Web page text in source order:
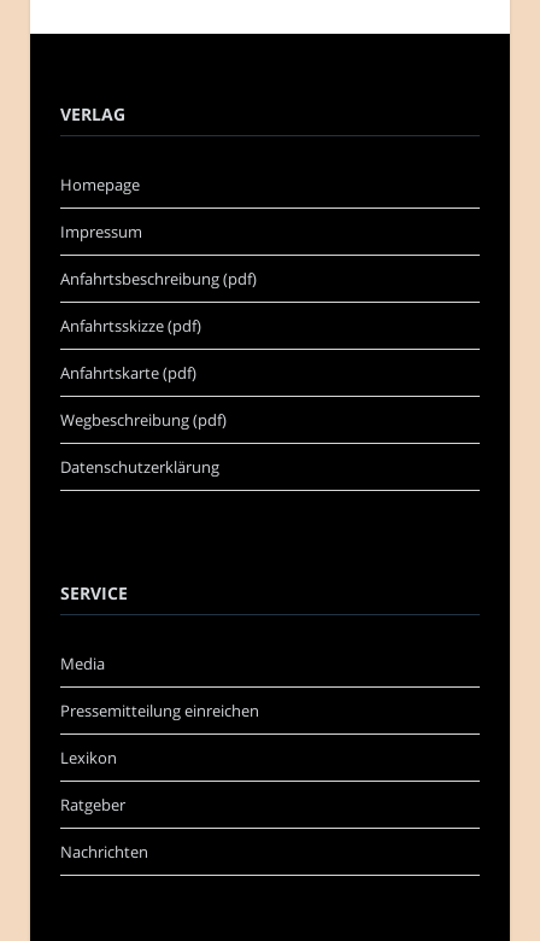
VERLAG
Homepage
Impressum
Anfahrtsbeschreibung (pdf)
Anfahrtsskizze (pdf)
Anfahrtskarte (pdf)
Wegbeschreibung (pdf)
Datenschutzerklärung
SERVICE
Media
Pressemitteilung einreichen
Lexikon
Ratgeber
Nachrichten